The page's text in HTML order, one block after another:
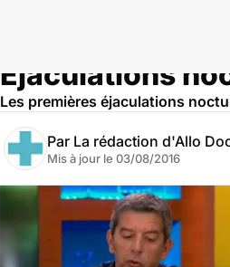
Ejaculations
Les premières éjaculations
Par La rédaction d'Allo
Mis à jour le 03/08/2016